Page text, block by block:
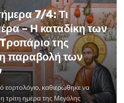
7/4: Τι
– Η καταδίκη των
της
παραβολή των
εορτολόγιο, καθιερώθηκε να
τρίτη ημέρα της Μεγάλης